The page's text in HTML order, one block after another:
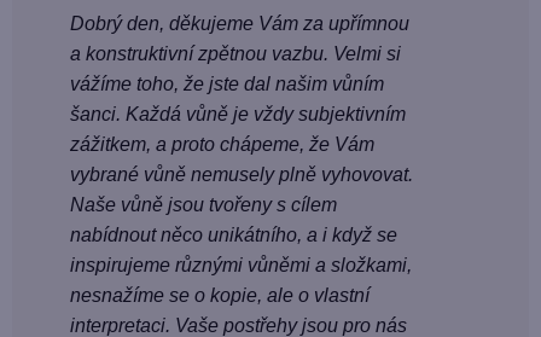
Dobrý den, děkujeme Vám za upřímnou
a konstruktivní zpětnou vazbu. Velmi si
vážíme toho, že jste dal našim vůním
šanci. Každá vůně je vždy subjektivním
zážitkem, a proto chápeme, že Vám
vybrané vůně nemusely plně vyhovovat.
Naše vůně jsou tvořeny s cílem
nabídnout něco unikátního, a i když se
inspirujeme různými vůněmi a složkami,
nesnažíme se o kopie, ale o vlastní
interpretaci. Vaše postřehy jsou pro nás